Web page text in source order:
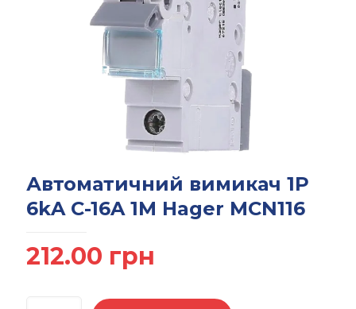
Автоматичний вимикач 1P
6kA C-16A 1M Hager MCN116
212.00 грн